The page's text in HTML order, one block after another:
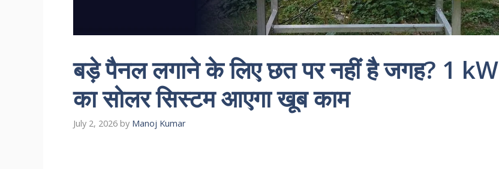
बड़े पैनल लगाने के लिए छत पर नहीं है जगह? 1 kW
का सोलर सिस्टम आएगा खूब काम
July 2, 2026 by Manoj Kumar